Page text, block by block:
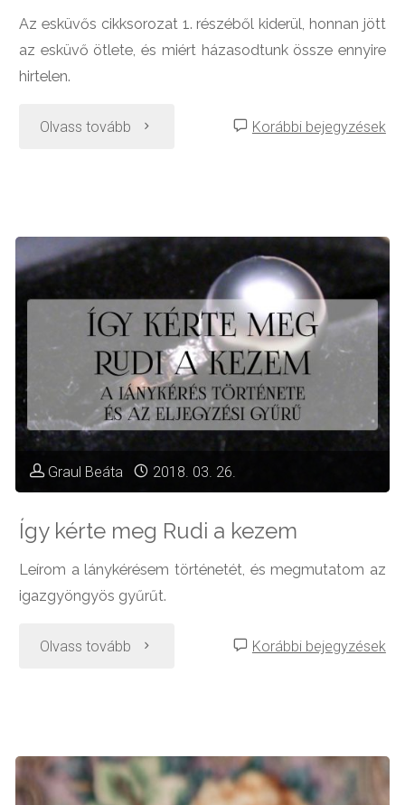
Az esküvős cikksorozat 1. részéből kiderül, honnan jött
az esküvő ötlete, és miért házasodtunk össze ennyire
hirtelen.
Olvass tovább "„Házasodjunk
múlva!”"
Korábbi bejegyzések
Graul Beáta 2018. 03. 26.
Így kérte meg Rudi a kezem
Leírom a lánykérésem történetét, és megmutatom az
igazgyöngyös gyűrűt.
Olvass tovább "Így
Rudi
Korábbi bejegyzések